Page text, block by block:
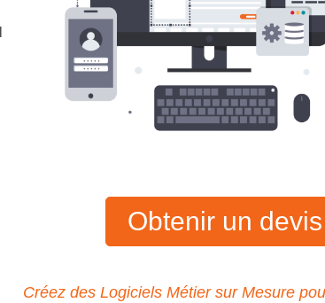
Obtenir un devis
Créez des Logiciels Métier sur Mesure